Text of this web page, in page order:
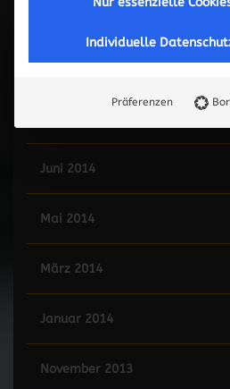
Juni 2014
Mai 2014
März 2014
Januar 2014
November 2013
Individuelle
Präferenzen